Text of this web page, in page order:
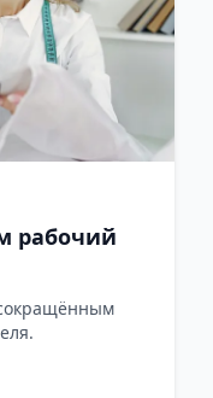
рабочий